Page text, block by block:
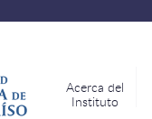
Acerca del
Instituto